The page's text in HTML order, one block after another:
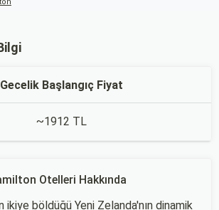
Gecelik Başlangıç Fiyat
~1912 TL
Otelleri Hakkında
ikiye böldüğü Yeni Zelanda'nın dinamik